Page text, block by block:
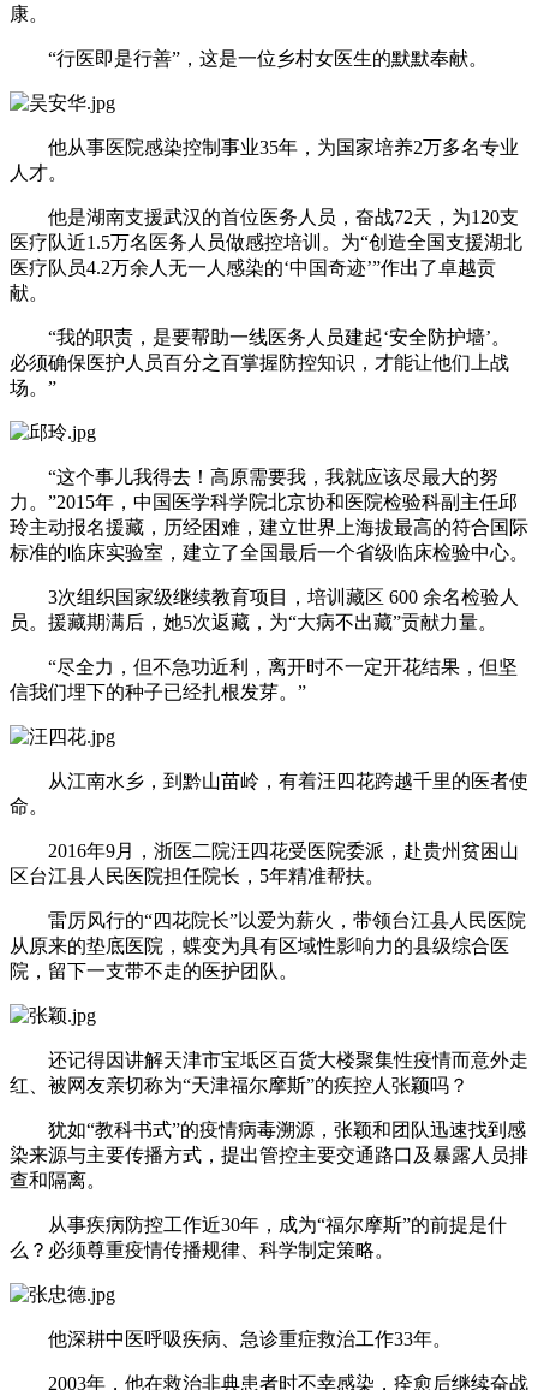
康。
“行医即是行善”，这是一位乡村女医生的默默奉献。
他从事医院感染控制事业35年，为国家培养2万多名专业
人才。
他是湖南支援武汉的首位医务人员，奋战72天，为120支
医疗队近1.5万名医务人员做感控培训。为“创造全国支援湖北
医疗队员4.2万余人无一人感染的‘中国奇迹’”作出了卓越贡
献。
“我的职责，是要帮助一线医务人员建起‘安全防护墙’。
必须确保医护人员百分之百掌握防控知识，才能让他们上战
场。”
“这个事儿我得去！高原需要我，我就应该尽最大的努
力。”2015年，中国医学科学院北京协和医院检验科副主任邱
玲主动报名援藏，历经困难，建立世界上海拔最高的符合国际
标准的临床实验室，建立了全国最后一个省级临床检验中心。
3次组织国家级继续教育项目，培训藏区 600 余名检验人
员。援藏期满后，她5次返藏，为“大病不出藏”贡献力量。
“尽全力，但不急功近利，离开时不一定开花结果，但坚
信我们埋下的种子已经扎根发芽。”
从江南水乡，到黔山苗岭，有着汪四花跨越千里的医者使
命。
2016年9月，浙医二院汪四花受医院委派，赴贵州贫困山
区台江县人民医院担任院长，5年精准帮扶。
雷厉风行的“四花院长”以爱为薪火，带领台江县人民医院
从原来的垫底医院，蝶变为具有区域性影响力的县级综合医
院，留下一支带不走的医护团队。
还记得因讲解天津市宝坻区百货大楼聚集性疫情而意外走
红、被网友亲切称为“天津福尔摩斯”的疾控人张颖吗？
犹如“教科书式”的疫情病毒溯源，张颖和团队迅速找到感
染来源与主要传播方式，提出管控主要交通路口及暴露人员排
查和隔离。
从事疾病防控工作近30年，成为“福尔摩斯”的前提是什
么？必须尊重疫情传播规律、科学制定策略。
他深耕中医呼吸疾病、急诊重症救治工作33年。
2003年，他在救治非典患者时不幸感染，痊愈后继续奋战